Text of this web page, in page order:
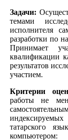
Задачи:
темами
исполнителя
разработки по
Принимает
квалификации
результатов
участием.
Критерии
работы не
татарского